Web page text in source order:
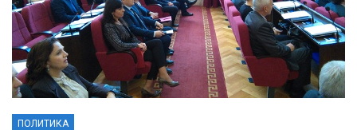
ПОЛИТИКА